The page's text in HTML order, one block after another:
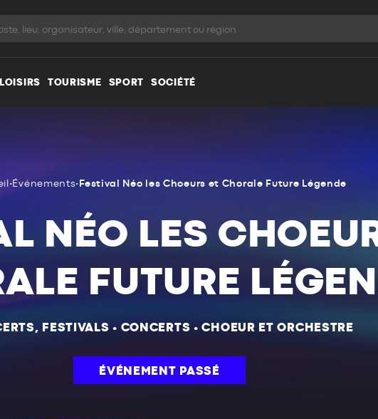
LOISIRS TOURISME SPORT SOCIÉTÉ
•Événements• Festival Néo les Choeurs et Chorale Future Légende
NÉO LES
FUTURE
FESTIVALS • CONCERTS •CHOEUR ET ORCHESTRE
ÉVÉNEMENT PASSÉ